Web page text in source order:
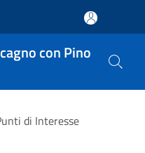
con Pino
di Interesse